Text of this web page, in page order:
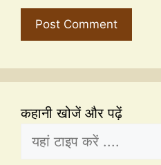
कहानी खोजें और पढ़ें